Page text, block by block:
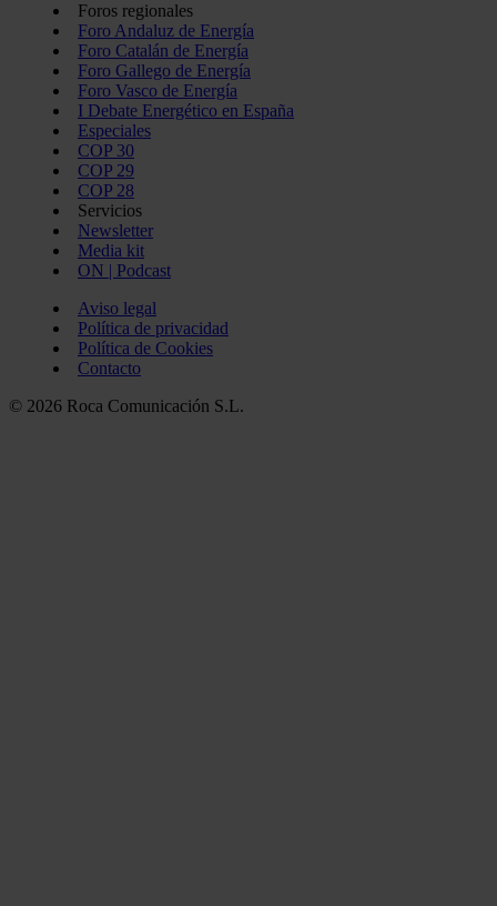
Foros regionales
Foro Andaluz de Energía
Foro Catalán de Energía
Foro Gallego de Energía
Foro Vasco de Energía
I Debate Energético en España
Especiales
COP 30
COP 29
COP 28
Servicios
Newsletter
Media kit
ON | Podcast
Aviso legal
Política de privacidad
Política de Cookies
Contacto
© 2026 Roca Comunicación S.L.